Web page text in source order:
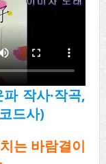
파 작사·작곡,
드사)
는 바람결이